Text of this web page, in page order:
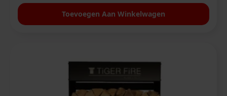
Toevoegen Aan Winkelwagen